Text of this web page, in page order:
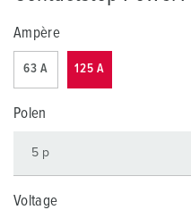
Ampère
63 A 125 A
Polen
Voltage